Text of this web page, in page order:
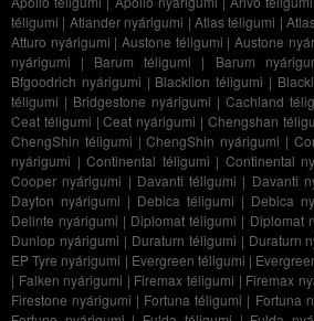
téligumi | Atlander nyárigumi | Atlas téligumi |
Atturo nyárigumi |Austone téligumi |Austone
nyárigumi | Barum téligumi | Barum
Bfgoodrich nyárigumi | Blacklion téligumi |
téligumi | Bridgestone nyárigumi | Cachland
Ceat téligumi |Ceat nyárigumi | Chengshan
ChengShin téligumi |ChengShin nyárigumi |
nyárigumi | Continental téligumi | Continental
Cooper nyárigumi | Davanti téligumi | Davanti
Dayton nyárigumi | Debica téligumi | Debica
Delinte nyárigumi | Diplomat téligumi | Diplomat
Dunlop nyárigumi | Duraturn téligumi | Duraturn
EP Tyre nyárigumi | Evergreen téligumi |
| Falken nyárigumi | Firemax téligumi | Firemax
Firestone nyárigumi | Fortuna téligumi | Fortuna